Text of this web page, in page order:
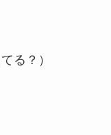
る？）